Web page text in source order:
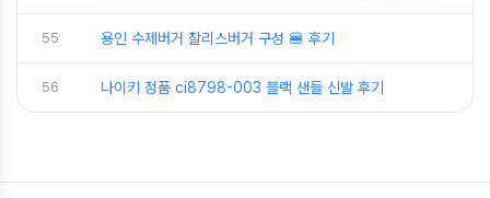
55 용인 수제버거 찰리스버거 구성 🍔 후기
56 나이키 정품 ci8798-003 블랙 샌들 신발 후기